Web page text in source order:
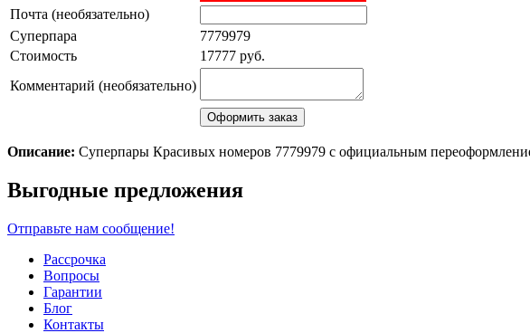
Почта (необязательно)
Суперпара
7779979
Стоимость
17777 руб.
Комментарий (необязательно)
Описание: Суперпары Красивых номеров 7779979 с официальным
Scroll
Up
Выгодные предложения
Отправьте нам сообщение!
Рассрочка
Вопросы
Гарантии
Блог
Контакты